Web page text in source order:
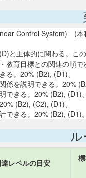
Control System) (
と主体的に関わる。こ
教育目標との関連の順で
。20% (B2), (D1)、
係を説明できる。20%
できる。20% (B2), (D1)
(B2), (C2), (D1)、
できる。20% (B2), (D1)
レベルの目安